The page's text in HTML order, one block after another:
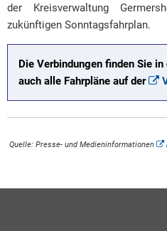
der Kreisverwaltung
zukünftigen Sonntagsfahrplan.
Die Verbindungen finden Sie
auch alle Fahrpläne auf der
Quelle: Presse- und Medieninformationen